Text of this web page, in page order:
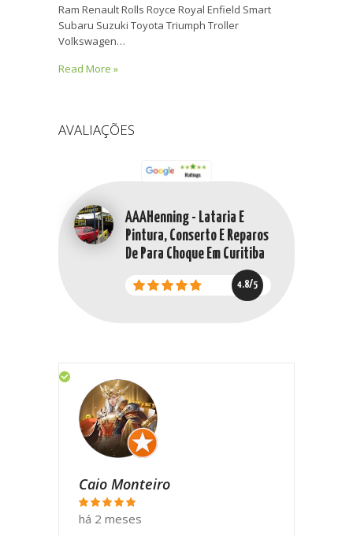
Ram Renault Rolls Royce Royal Enfield Smart
Subaru Suzuki Toyota Triumph Troller
Volkswagen…
Read More »
AVALIAÇÕES
AAAHenning - Lataria E
Pintura, Conserto E Reparos
De Para Choque Em Curitiba
4.8/5
Caio Monteiro
há 2 meses